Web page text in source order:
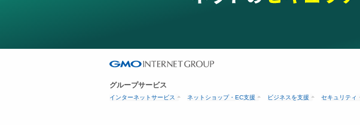
グループサービス
インターネットサービス ネットショップ・EC支援 ビジネスを支援 セキュリティ